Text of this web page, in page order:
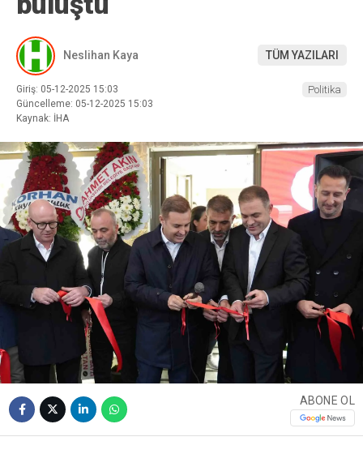
Neslihan Kaya TÜM YAZILARI
Giriş: 05-12-2025 15:03
Güncelleme: 05-12-2025 15:03
Kaynak: İHA
Politika
ABONE OL